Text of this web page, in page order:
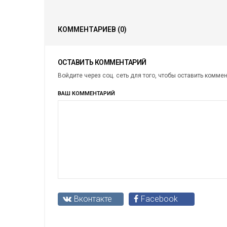
КОММЕНТАРИЕВ (0)
ОСТАВИТЬ КОММЕНТАРИЙ
Войдите через соц. сеть для того, чтобы оставить
ВАШ КОММЕНТАРИЙ
Вконтакте Facebook